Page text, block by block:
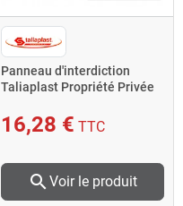
Panneau d'interdiction
Taliaplast Propriété Privée
16,28 € TTC
search Voir le produit